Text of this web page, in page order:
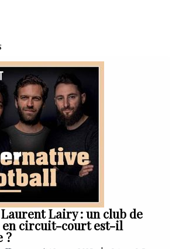
Lairy : un club de
en circuit-court est-il
?